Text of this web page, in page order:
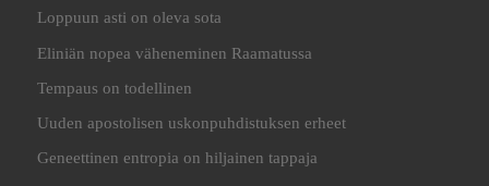
Loppuun asti on oleva sota
Eliniän nopea väheneminen Raamatussa
Tempaus on todellinen
Uuden apostolisen uskonpuhdistuksen erheet
Geneettinen entropia on hiljainen tappaja